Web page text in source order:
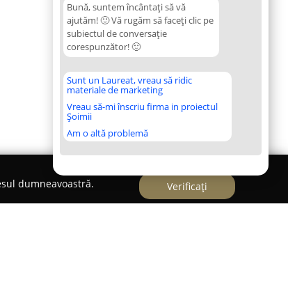
Bună, suntem încântați să vă
ajutăm! 🙂 Vă rugăm să faceți clic pe
subiectul de conversație
corespunzător! 🙂
Sunt un Laureat, vreau să ridic
materiale de marketing
Vreau să-mi înscriu firma in proiectul
Șoimii
Am o altă problemă
dumneavoastră.
Verificați